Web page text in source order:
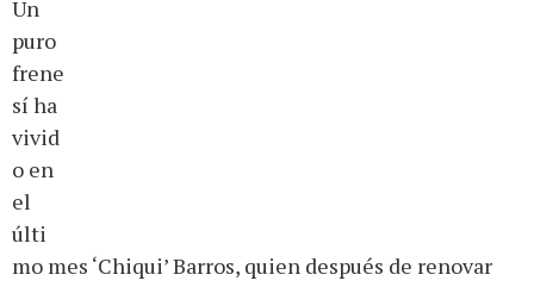
Un
puro
frene
sí ha
vivid
o en
el
últi
mo mes ‘Chiqui’ Barros, quien después de renovar